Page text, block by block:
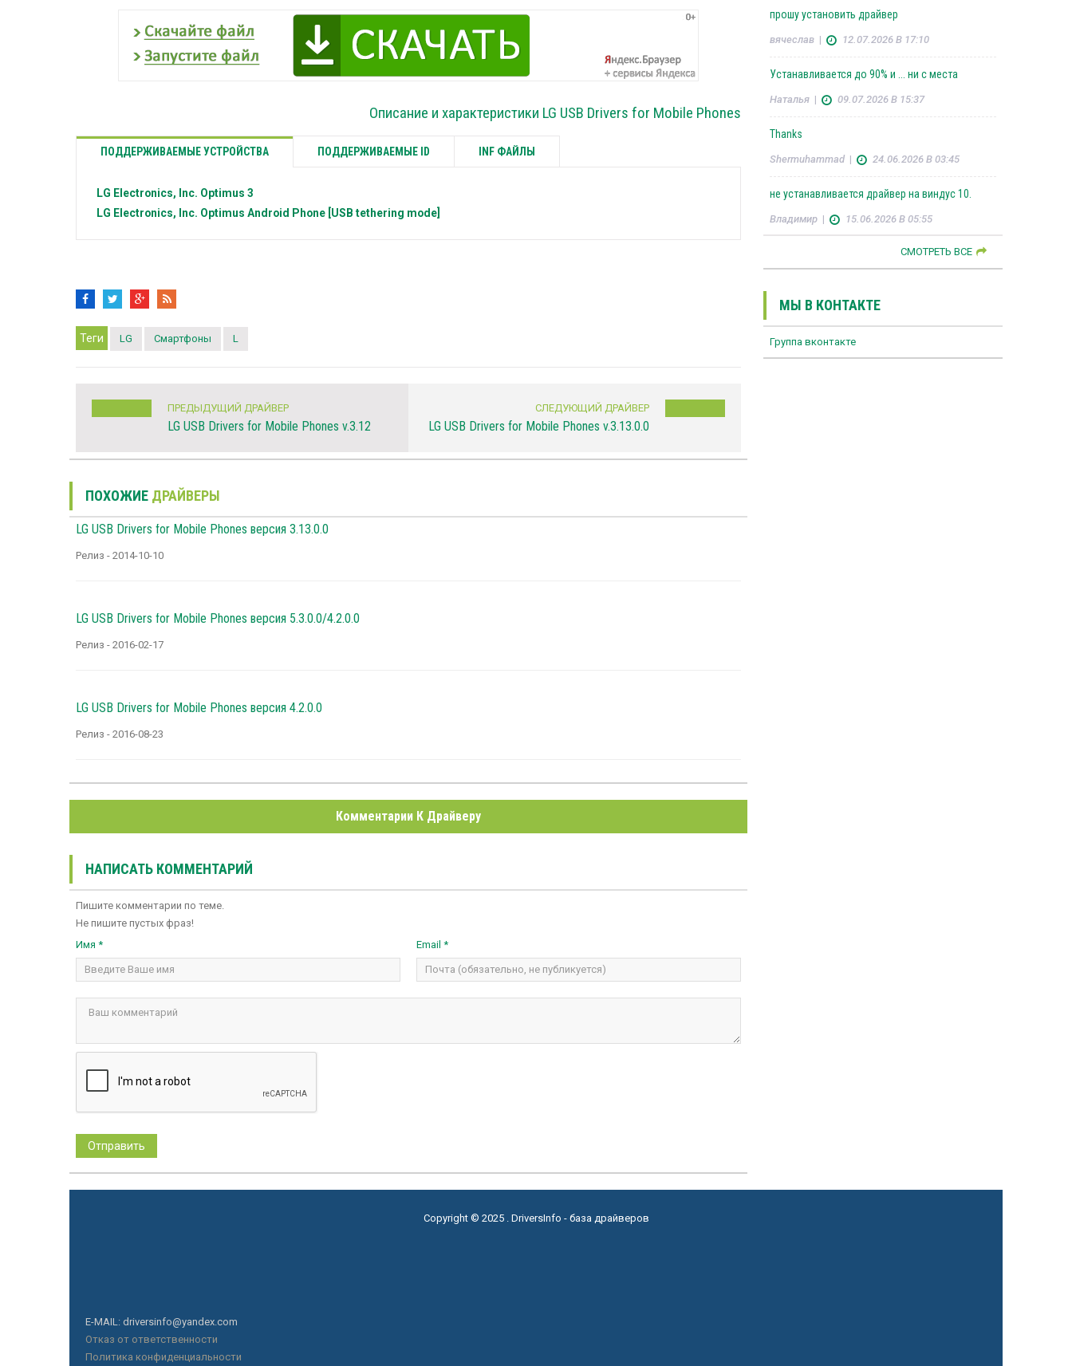
Описание и характеристики LG USB Drivers for Mobile Phones
ПОДДЕРЖИВАЕМЫЕ УСТРОЙСТВА ПОДДЕРЖИВАЕМЫЕ ID INF ФАЙЛЫ
LG Electronics, Inc. Optimus 3
LG Electronics, Inc. Optimus Android Phone [USB tethering mode]
Теги LG Смартфоны L
ПРЕДЫДУЩИЙ ДРАЙВЕР
LG USB Drivers for Mobile Phones v.3.12
СЛЕДУЮЩИЙ ДРАЙВЕР
LG USB Drivers for Mobile Phones v.3.13.0.0
ПОХОЖИЕ ДРАЙВЕРЫ
LG USB Drivers for Mobile Phones версия 3.13.0.0
Релиз - 2014-10-10
LG USB Drivers for Mobile Phones версия 5.3.0.0/4.2.0.0
Релиз - 2016-02-17
LG USB Drivers for Mobile Phones версия 4.2.0.0
Релиз - 2016-08-23
Комментарии К Драйверу
НАПИСАТЬ КОММЕНТАРИЙ
Пишите комментарии по теме.
Не пишите пустых фраз!
Имя *
Email *
прошу установить драйвер
вячеслав| 12.07.2026 В 17:10
Устанавливается до 90% и ... ни с места
Наталья| 09.07.2026 В 15:37
Thanks
Shermuhammad| 24.06.2026 В 03:45
не устанавливается драйвер на виндус 10.
Владимир| 15.06.2026 В 05:55
СМОТРЕТЬ ВСЕ
МЫ В КОНТАКТЕ
Группа вконтакте
Copyright © 2025 . DriversInfo - база драйверов
E-MAIL: driversinfo@yandex.com
Отказ от ответственности
Политика конфиденциальности